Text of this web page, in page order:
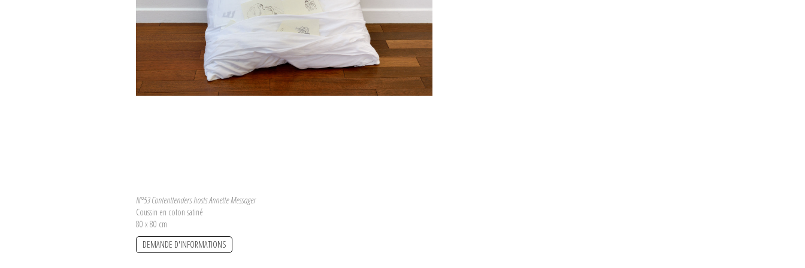
N°53 Contenttenders hosts Annette Messager
Coussin en coton satiné
80 x 80 cm
DEMANDE D'INFORMATIONS